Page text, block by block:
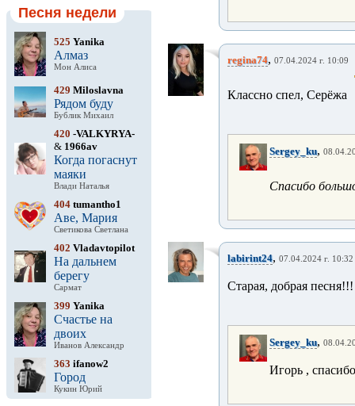
Песня недели
525 Yanika
Алмаз
Мон Алиса
429 Miloslavna
Рядом буду
Бублик Михаил
420 -VALKYRYA-
& 1966av
Когда погаснут
маяки
Влади Наталья
404 tumantho1
Аве, Мария
Светикова Светлана
402 Vladavtopilot
На дальнем
берегу
Сармат
399 Yanika
Счастье на
двоих
Иванов Александр
363 ifanow2
Город
Кукин Юрий
regina74, 07.04.2024 г. 10:09
Классно спел, Серёжа
Sergey_ku,
Спасибо
labirint24, 07.04.2024 г. 10:32
Старая, добрая
Sergey_ku,
Игорь ,